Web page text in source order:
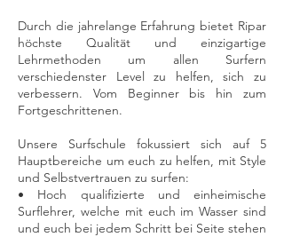
Durch die jahrelange Erfahrung bietet Ripar
höchste Qualität und einzigartige
Lehrmethoden um allen Surfern
verschiedenster Level zu helfen, sich zu
verbessern. Vom Beginner bis hin zum
Fortgeschrittenen.
Unsere Surfschule fokussiert sich auf 5
Hauptbereiche um euch zu helfen, mit Style
und Selbstvertrauen zu surfen:
• Hoch qualifizierte und einheimische
Surflehrer, welche mit euch im Wasser sind
und euch bei jedem Schritt bei Seite stehen